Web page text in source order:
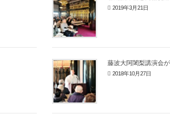
2019年3月21日
藤波大阿闍梨講演会
2018年10月27日